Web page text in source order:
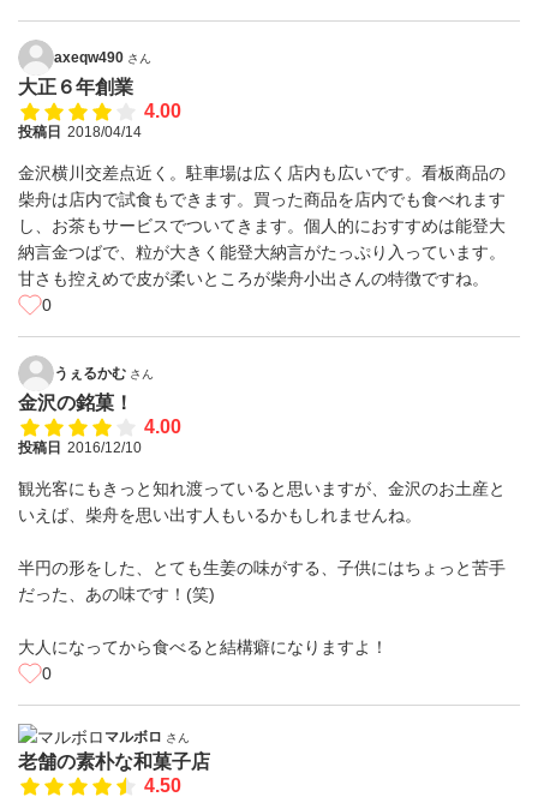
axeqw490 さん
大正６年創業
4.00
投稿日 2018/04/14
金沢横川交差点近く。駐車場は広く店内も広いです。看板商品の
柴舟は店内で試食もできます。買った商品を店内でも食べれます
し、お茶もサービスでついてきます。個人的におすすめは能登大
納言金つばで、粒が大きく能登大納言がたっぷり入っています。
甘さも控えめで皮が柔いところが柴舟小出さんの特徴ですね。
0
うぇるかむ さん
金沢の銘菓！
4.00
投稿日 2016/12/10
観光客にもきっと知れ渡っていると思いますが、金沢のお土産と
いえば、柴舟を思い出す人もいるかもしれませんね。
半円の形をした、とても生姜の味がする、子供にはちょっと苦手
だった、あの味です！(笑)
大人になってから食べると結構癖になりますよ！
0
マルボロ さん
老舗の素朴な和菓子店
4.50